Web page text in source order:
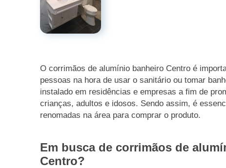
O corrimãos de alumínio banheiro Centro é
pessoas na hora de usar o sanitário ou tomar
instalado em residências e empresas a fim de
crianças, adultos e idosos. Sendo assim, é
renomadas na área para comprar o produto.
Em busca de corrimãos de
Centro?